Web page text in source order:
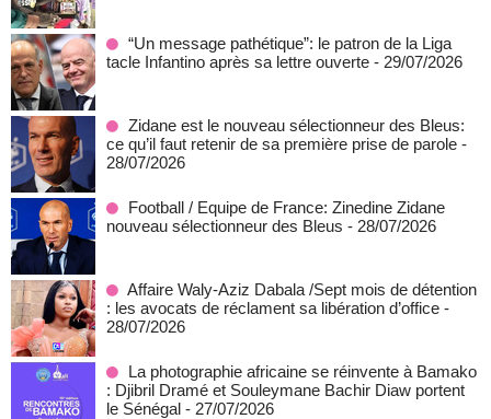
“Un message pathétique”: le patron de la Liga
tacle Infantino après sa lettre ouverte - 29/07/2026
Zidane est le nouveau sélectionneur des Bleus:
ce qu’il faut retenir de sa première prise de parole -
28/07/2026
Football / Equipe de France: Zinedine Zidane
nouveau sélectionneur des Bleus - 28/07/2026
Affaire Waly-Aziz Dabala /Sept mois de détention
: les avocats de réclament sa libération d’office -
28/07/2026
La photographie africaine se réinvente à Bamako
: Djibril Dramé et Souleymane Bachir Diaw portent
le Sénégal - 27/07/2026